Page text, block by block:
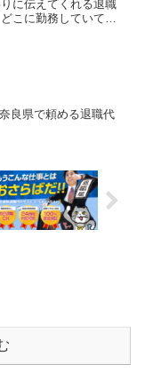
に伝えてくれる退職
こに勤務していても
良県で頼める退職代